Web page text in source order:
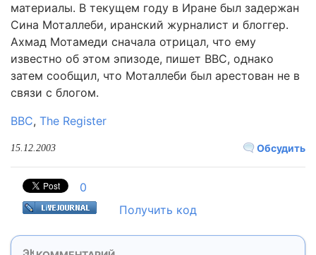
материалы. В текущем году в Иране был задержан
Сина Моталлеби, иранский журналист и блоггер.
Ахмад Мотамеди сначала отрицал, что ему
известно об этом эпизоде, пишет BBC, однако
затем сообщил, что Моталлеби был арестован не в
связи с блогом.
BBC, The Register
Обсудить
15.12.2003
0
Получить код